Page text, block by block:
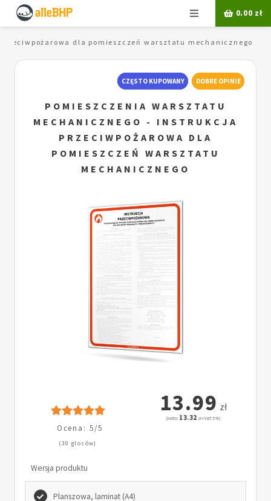
Menu 0.00 zł
dla pomieszczeń warsztatu mechanicznego
CZĘSTO KUPOWANY DOBRE OPINIE
POMIESZCZENIA WARSZTATU
MECHANICZNEGO - INSTRUKCJA
PRZECIWPOŻAROWA DLA
POMIESZCZEŃ WARSZTATU
MECHANICZNEGO
Ocena: 5/5
(30 głosów)
13.99 zł
(netto: 13.32 zł + VAT: 5%)
Wersja produktu
Planszowa, laminat (A4)